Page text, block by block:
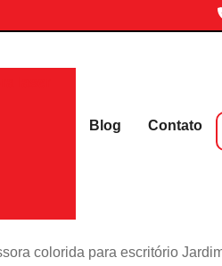
Blog Contato
colorida para escritório